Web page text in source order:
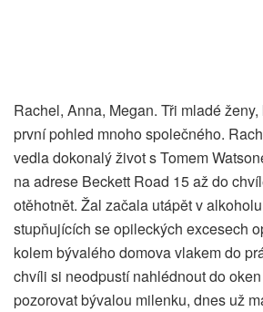
Rachel, Anna, Megan. Tři mladé
první pohled mnoho společného.
vedla dokonalý život s Tomem
na adrese Beckett Road 15 až do
otěhotnět. Žal začala utápět v
stupňujících se opileckých excesech
kolem bývalého domova vlakem do
chvíli si neodpustí nahlédnout do
pozorovat bývalou milenku, dnes už